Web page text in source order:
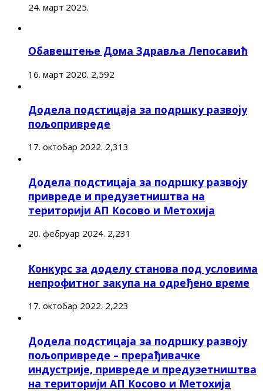
24. март 2025.
Обавештење Дома Здравља Лепосавић
16. март 2020. 2,592
Додела подстицаја за подршку развоју
пољопривреде
17. октобар 2022. 2,313
Додела подстицаја за подршку развоју
привреде и предузетништва на
територији АП Косово и Метохија
20. фебруар 2024. 2,231
Конкурс за доделу станова под условима
непрофитног закупа на одређено време
17. октобар 2022. 2,223
Додела подстицаја за подршку развоју
пољопривреде – прерађивачке
индустрије, привреде и предузетништва
на територији АП Косово и Метохија